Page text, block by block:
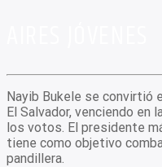
Nayib Bukele se convirtió
El Salvador, venciendo en
los votos. El presidente
tiene como objetivo
pandillera.